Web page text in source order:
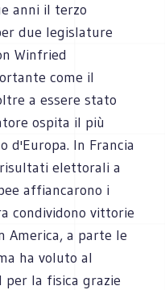
anni il terzo
due legislature
Winfried
come il
a essere stato
ospita il più
d'Europa. In Francia
elettorali a
affiancarono i
condividono vittorie
America, a parte le
ha voluto al
per la fisica grazie